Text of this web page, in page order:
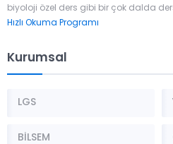
biyoloji özel ders gibi bir çok dalda
Hızlı Okuma Programı
Kurumsal
LGS
BİLSEM